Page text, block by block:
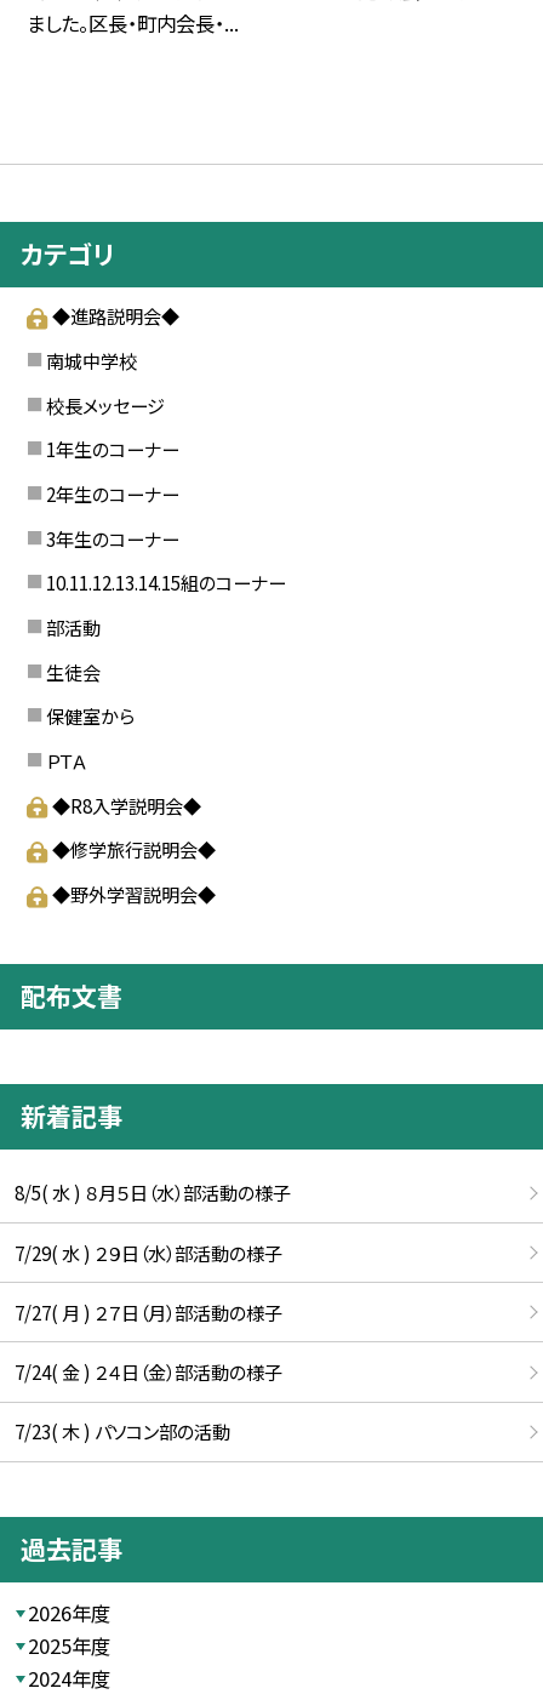
ました。区長・町内会長・...
カテゴリ
◆進路説明会◆
南城中学校
校長メッセージ
1年生のコーナー
2年生のコーナー
3年生のコーナー
10.11.12.13.14.15組のコーナー
部活動
生徒会
保健室から
ＰＴＡ
◆R8入学説明会◆
◆修学旅行説明会◆
◆野外学習説明会◆
配布文書
新着記事
8/5( 水 ) ８月５日（水）部活動の様子
7/29( 水 ) ２９日（水）部活動の様子
7/27( 月 ) ２７日（月）部活動の様子
7/24( 金 ) ２４日（金）部活動の様子
7/23( 木 ) パソコン部の活動
過去記事
2026年度
2025年度
2024年度